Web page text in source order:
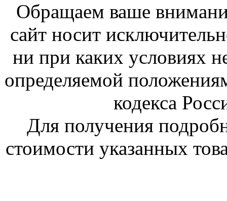
Обращаем ваше
сайт носит
ни при каких условиях
определяемой
кодекса
Для получения
стоимости указанных